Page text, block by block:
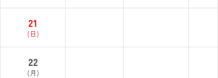
21
(日)
22
(月)